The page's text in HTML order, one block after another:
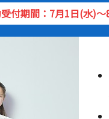
付期間：7月1日(水)